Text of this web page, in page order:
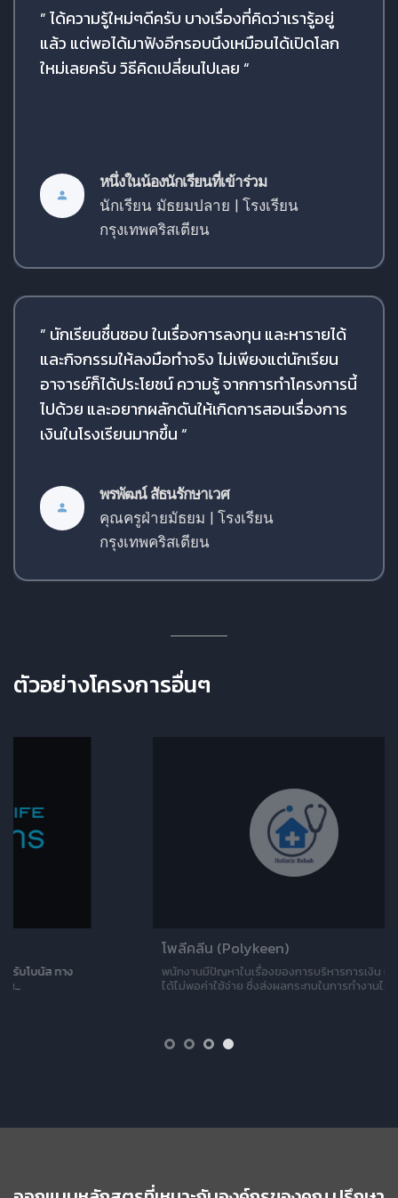
” ได้ความรู้ใหม่ๆดีครับ บางเรื่องที่คิดว่าเรารู้อยู่
แล้ว แต่พอได้มาฟังอีกรอบนึงเหมือนได้เปิดโลก
ใหม่เลยครับ วิธีคิดเปลี่ยนไปเลย “
หนึ่งในน้องนักเรียนที่เข้าร่วม
นักเรียน มัธยมปลาย | โรงเรียน
กรุงเทพคริสเตียน
” นักเรียนชื่นชอบ ในเรื่องการลงทุน และหารายได้
และกิจกรรมให้ลงมือทำจริง ไม่เพียงแต่นักเรียน
อาจารย์ก็ได้ประโยชน์ ความรู้ จากการทำโครงการนี้
ไปด้วย และอยากผลักดันให้เกิดการสอนเรื่องการ
เงินในโรงเรียนมากขึ้น “
พรพัฒน์ สัธนรักษาเวศ
คุณครูฝ่ายมัธยม | โรงเรียน
กรุงเทพคริสเตียน
ตัวอย่างโครงการอื่นๆ
โพลีคลีน (Polykeen)
พนักงานมีปัญหาในเรื่องของการบริหารการเงิน เช่น ราย
ได้ไม่พอค่าใช้จ่าย ซึ่งส่งผลกระทบในการทำงานได้…